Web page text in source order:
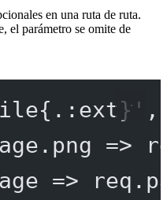
en una ruta de ruta.
el parámetro se omite de
,
=>